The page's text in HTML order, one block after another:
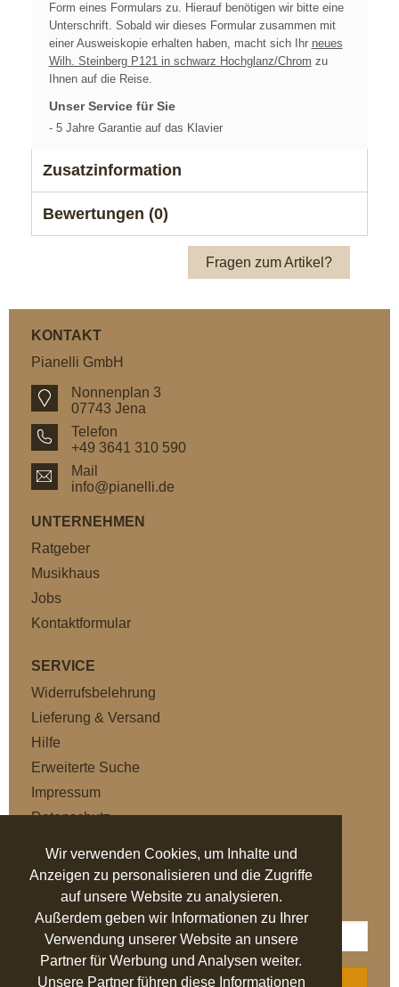
Wir verwenden Cookies, um Inhalte und
Anzeigen zu personalisieren und die Zugriffe
auf unsere Website zu analysieren.
Außerdem geben wir Informationen zu Ihrer
Verwendung unserer Website an unsere
Partner für Werbung und Analysen weiter.
Unsere Partner führen diese Informationen
Form eines Formulars zu. Hierauf benötigen wir bitte eine
Unterschrift. Sobald wir dieses Formular zusammen mit
einer Ausweiskopie erhalten haben, macht sich Ihr neues
Wilh. Steinberg P121 in schwarz Hochglanz/Chrom zu
Ihnen auf die Reise.
Unser Service für Sie
- 5 Jahre Garantie auf das Klavier
Zusatzinformation
Bewertungen (0)
Fragen zum Artikel?
KONTAKT
Pianelli GmbH
Nonnenplan 3
07743 Jena
Telefon
+49 3641 310 590
Mail
info@pianelli.de
UNTERNEHMEN
Ratgeber
Musikhaus
Jobs
Kontaktformular
SERVICE
Widerrufsbelehrung
Lieferung & Versand
Hilfe
Erweiterte Suche
Impressum
Datenschutz
NEWSLETTER